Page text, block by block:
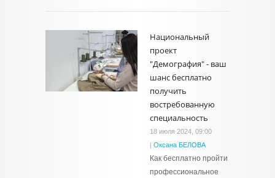
Национальный
проект
"Демография" - ваш
шанс бесплатно
получить
востребованную
специальность
18 июля 2024, 09:00
| Оксана БЕЛОВА
Как бесплатно пройти
профессиональное